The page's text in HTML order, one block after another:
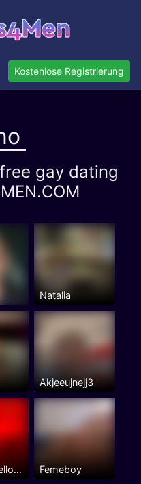
Kostenlose Registrierung
gay dating
Natalia
Akjeeujnejj3
Terror de ellos deseo de ellas... Femeboy